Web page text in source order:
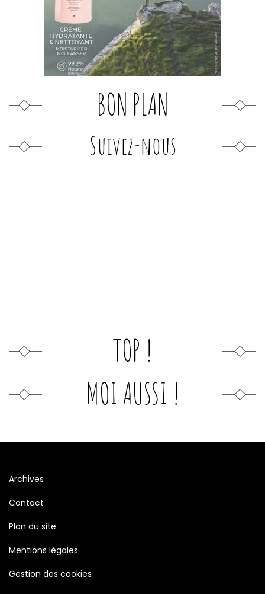
BON PLAN
Suivez-nous
TOP !
MOI AUSSI !
Archives
Contact
Plan du site
Mentions légales
Gestion des cookies